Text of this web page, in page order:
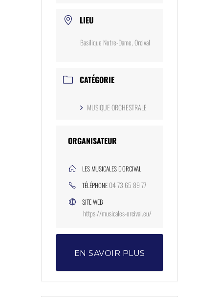
LIEU
Basilique Notre-Dame, Orcival
CATÉGORIE
MUSIQUE ORCHESTRALE
ORGANISATEUR
LES MUSICALES D'ORCIVAL
TÉLÉPHONE 04 73 65 89 77
SITE WEB
https://musicales-orcival.eu/
EN SAVOIR PLUS